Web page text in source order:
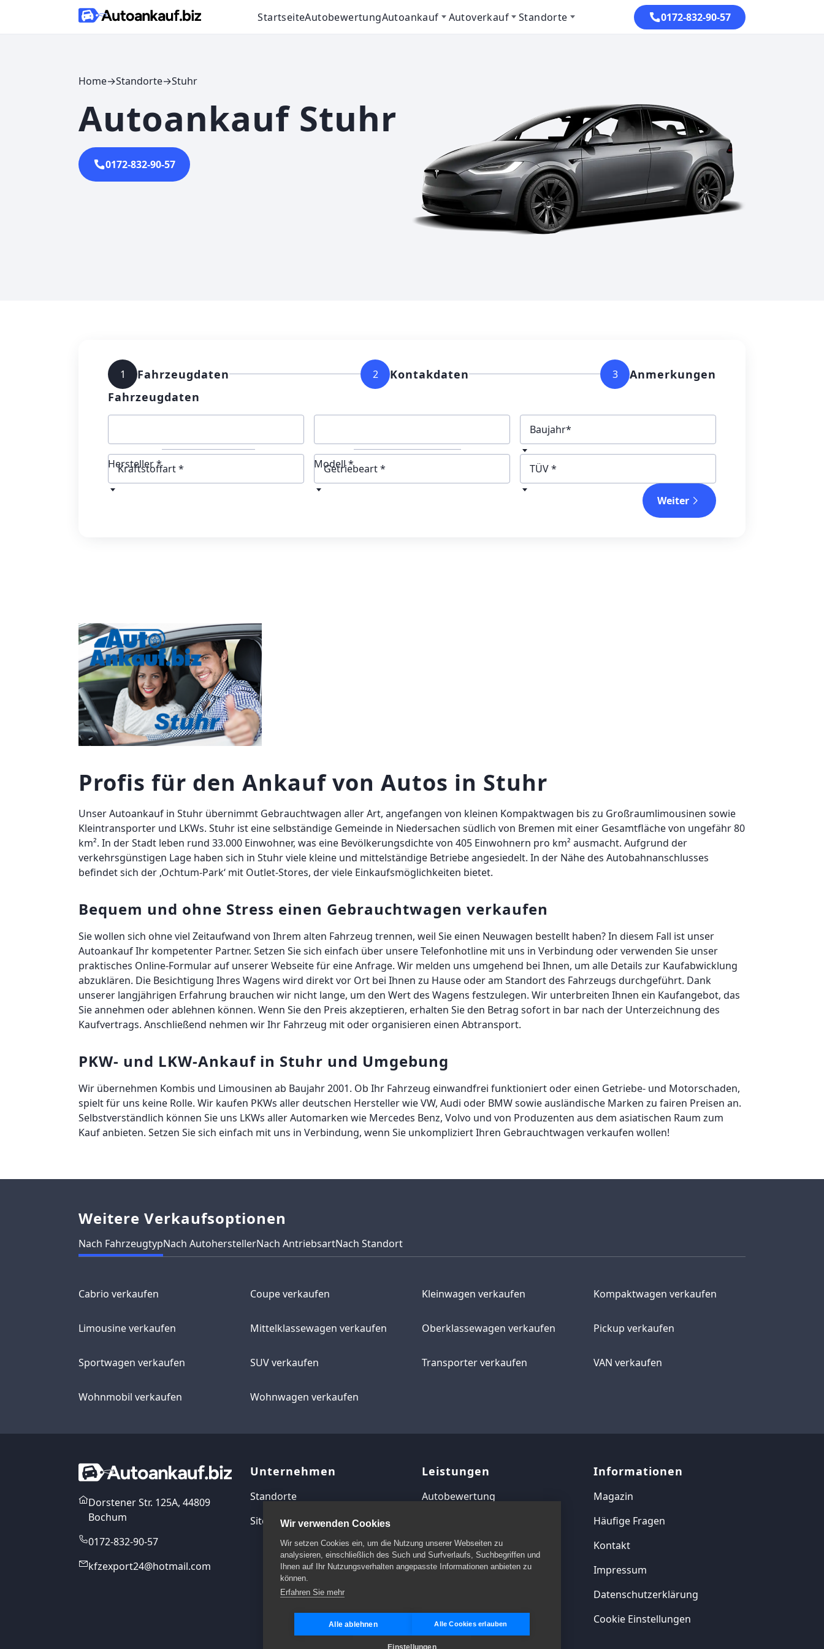
StartseiteAutobewertungAutoankauf Autoverkauf Standorte 0172-832-90-57
Home→Standorte→Stuhr
Autoankauf Stuhr
0172-832-90-57
1 Fahrzeugdaten 2 Kontakdaten 3
Anmerkungen
Fahrzeugdaten
Hersteller * Modell *
Baujahr
Weiter
Profis für den Ankauf von Autos in Stuhr
Unser Autoankauf in Stuhr übernimmt Gebrauchtwagen aller Art, angefangen von kleinen Kompaktwagen bis zu Großraumlimousinen sowie
Kleintransporter und LKWs. Stuhr ist eine selbständige Gemeinde in Niedersachen südlich von Bremen mit einer Gesamtfläche von ungefähr 80
km². In der Stadt leben rund 33.000 Einwohner, was eine Bevölkerungsdichte von 405 Einwohnern pro km² ausmacht. Aufgrund der
verkehrsgünstigen Lage haben sich in Stuhr viele kleine und mittelständige Betriebe angesiedelt. In der Nähe des Autobahnanschlusses
befindet sich der ‚Ochtum-Park‘ mit Outlet-Stores, der viele Einkaufsmöglichkeiten bietet.
Bequem und ohne Stress einen Gebrauchtwagen verkaufen
Sie wollen sich ohne viel Zeitaufwand von Ihrem alten Fahrzeug trennen, weil Sie einen Neuwagen bestellt haben? In diesem Fall ist unser
Autoankauf Ihr kompetenter Partner. Setzen Sie sich einfach über unsere Telefonhotline mit uns in Verbindung oder verwenden Sie unser
praktisches Online-Formular auf unserer Webseite für eine Anfrage. Wir melden uns umgehend bei Ihnen, um alle Details zur Kaufabwicklung
abzuklären. Die Besichtigung Ihres Wagens wird direkt vor Ort bei Ihnen zu Hause oder am Standort des Fahrzeugs durchgeführt. Dank
unserer langjährigen Erfahrung brauchen wir nicht lange, um den Wert des Wagens festzulegen. Wir unterbreiten Ihnen ein Kaufangebot, das
Sie annehmen oder ablehnen können. Wenn Sie den Preis akzeptieren, erhalten Sie den Betrag sofort in bar nach der Unterzeichnung des
Kaufvertrags. Anschließend nehmen wir Ihr Fahrzeug mit oder organisieren einen Abtransport.
PKW- und LKW-Ankauf in Stuhr und Umgebung
Wir übernehmen Kombis und Limousinen ab Baujahr 2001. Ob Ihr Fahrzeug einwandfrei funktioniert oder einen Getriebe- und Motorschaden,
spielt für uns keine Rolle. Wir kaufen PKWs aller deutschen Hersteller wie VW, Audi oder BMW sowie ausländische Marken zu fairen Preisen an.
Selbstverständlich können Sie uns LKWs aller Automarken wie Mercedes Benz, Volvo und von Produzenten aus dem asiatischen Raum zum
Kauf anbieten. Setzen Sie sich einfach mit uns in Verbindung, wenn Sie unkompliziert Ihren Gebrauchtwagen verkaufen wollen!
Weitere Verkaufsoptionen
Nach FahrzeugtypNach AutoherstellerNach AntriebsartNach Standort
Cabrio verkaufen Coupe verkaufen Kleinwagen verkaufen Kompaktwagen verkaufen
Limousine verkaufen Mittelklassewagen verkaufen Oberklassewagen verkaufen Pickup verkaufen
Sportwagen verkaufen SUV verkaufen Transporter verkaufen VAN verkaufen
Wohnmobil verkaufen Wohnwagen verkaufen
Dorstener Str. 125A, 44809
Bochum
0172-832-90-57
kfzexport24@hotmail.com
Unternehmen
Standorte
Sitemap
Leistungen
Autobewertung
Autoankauf
Autoankauf Bundesweit
Informationen
Magazin
Häufige Fragen
Kontakt
Impressum
Datenschutzerklärung
Cookie Einstellungen
Wir verwenden Cookies
Wir setzen Cookies ein, um die Nutzung unserer Webseiten zu
analysieren, einschließlich des Such und Surfverlaufs, Suchbegriffen und
Ihnen auf Ihr Nutzungsverhalten angepasste Informationen anbieten zu
können.
Erfahren Sie mehr
Alle ablehnen Alle Cookies erlauben
Einstellungen